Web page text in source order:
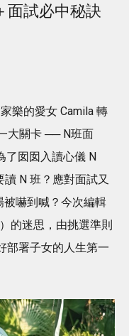
面試必中秘訣
樂的愛女 Camila 轉
大關卡 ── N班面
了囡囡入讀心儀 N
N 班？應對面試又
被嚇到喊？今次編輯
的迷思，由挑選準則
部署子女的人生第一